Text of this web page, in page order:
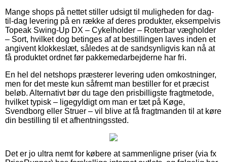
Mange shops på nettet stiller udsigt til muligheden for dag-
til-dag levering på en række af deres produkter, eksempelvis
Topeak Swing-Up DX – Cykelholder – Roterbar vægholder
– Sort, hvilket dog betinges af at bestillingen laves inden et
angivent klokkeslæt, således at de sandsynligvis kan nå at
få produktet ordnet før pakkemedarbejderne har fri.
En hel del netshops præsterer levering uden omkostninger,
men for det meste kun såfremt man bestiller for et præcist
beløb. Alternativt bør du tage den prisbilligste fragtmetode,
hvilket typisk – ligegyldigt om man er tæt på Køge,
Svendborg eller Struer – vil blive at få fragtmanden til at køre
din bestilling til et afhentningssted.
Det er jo ultra nemt for købere at sammenligne priser (via fx